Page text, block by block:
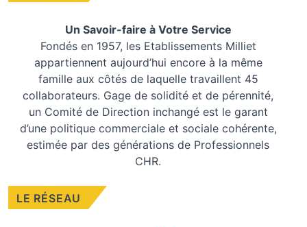
Un Savoir-faire à Votre Service
Fondés en 1957, les Etablissements Milliet
appartiennent aujourd’hui encore à la même
famille aux côtés de laquelle travaillent 45
collaborateurs. Gage de solidité et de pérennité,
un Comité de Direction inchangé est le garant
d’une politique commerciale et sociale cohérente,
estimée par des générations de Professionnels
CHR.
LE RÉSEAU